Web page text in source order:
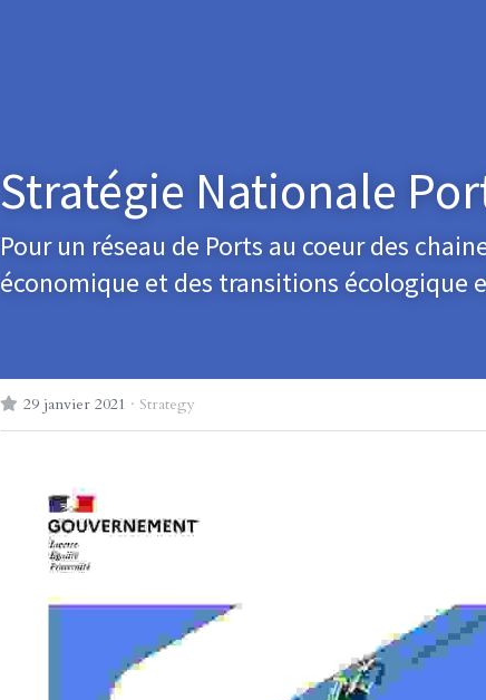
Stratégie Nationale
Pour un réseau de Ports au coeur des
économique et des transitions écologique
29 janvier 2021 · Strategy